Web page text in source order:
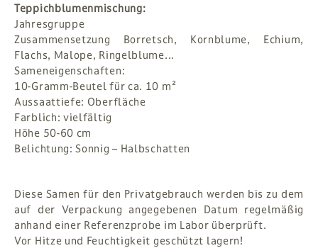
Teppichblumenmischung:
Jahresgruppe
Zusammensetzung Borretsch, Kornblume, Echium,
Flachs, Malope, Ringelblume...
Sameneigenschaften:
10-Gramm-Beutel für ca. 10 m²
Aussaattiefe: Oberfläche
Farblich: vielfältig
Höhe 50-60 cm
Belichtung: Sonnig – Halbschatten
Diese Samen für den Privatgebrauch werden bis zu dem
auf der Verpackung angegebenen Datum regelmäßig
anhand einer Referenzprobe im Labor überprüft.
Vor Hitze und Feuchtigkeit geschützt lagern!